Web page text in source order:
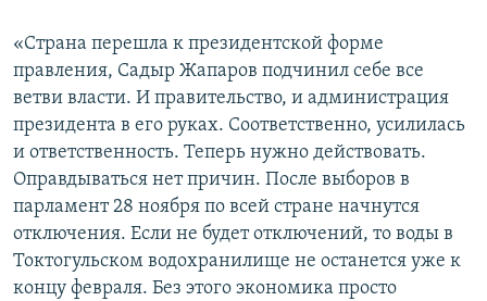
«Страна перешла к президентской форме
правления, Садыр Жапаров подчинил себе все
ветви власти. И правительство, и администрация
президента в его руках. Соответственно, усилилась
и ответственность. Теперь нужно действовать.
Оправдываться нет причин. После выборов в
парламент 28 ноября по всей стране начнутся
отключения. Если не будет отключений, то воды в
Токтогульском водохранилище не останется уже к
концу февраля. Без этого экономика просто